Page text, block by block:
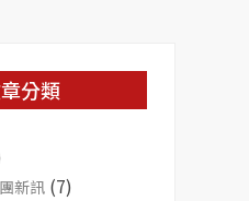
分類
新訊 (7)